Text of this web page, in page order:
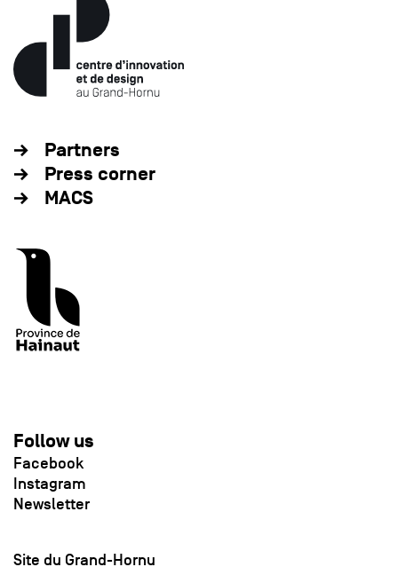
Partners
Press corner
MACS
Follow us
Facebook
Instagram
Newsletter
Site du Grand-Hornu